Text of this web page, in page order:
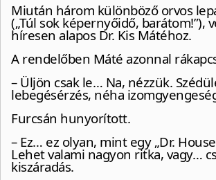
Miután három különböző orvos
(„Túl sok képernyőidő, barátom!”),
híresen alapos Dr. Kis Mátéhoz.
A rendelőben Máté azonnal
– Üljön csak le… Na, nézzük.
lebegésérzés, néha
Furcsán hunyorított.
– Ez… ez olyan, mint egy „Dr.
Lehet valami nagyon ritka, vagy…
kiszáradás.